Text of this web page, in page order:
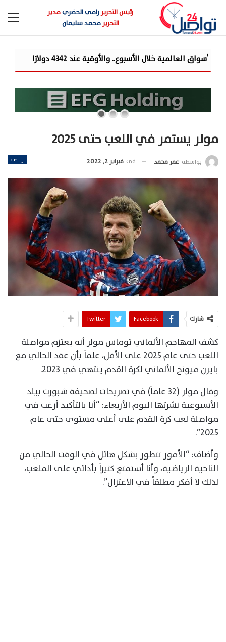
رئيس التحريررامي الحضريمدير
التحريرمحمد سليمان
شركة «Liberty Developments» تطلق أولى فعالياتها الترفيهية بمشروع «AT» في حفل ضخم للميجا ستار أحمد سع...
مولر يستمر في اللعب حتى 2025
رياضة بواسطة عمر محمد في فبراير 2, 2022
شارك Facebook
Twitter
كشف المهاجم الألماني توماس مولر أنه يعتزم مواصلة
اللعب حتى عام 2025 على الأقل، علماً بأن عقد الحالي مع
بايرن ميونخ الألماني لكرة القدم ينتهي في 2023.
وقال مولر (32 عاماً) في تصريحات لصحيفة شبورت بيلد
الأسبوعية نشرتها اليوم الأربعاء: “أنا بالتأكيد أرغب في
مواصلة لعب كرة القدم على أعلى مستوى حتى عام
2025”.
وأضاف: “الأمور تتطور بشكل هائل في الوقت الحالي من
الناحية الرياضية، وأنا أستمتع كثيراً بأدائي على الملعب،
لذلك لا أفكر مطلقاً في الاعتزال”.